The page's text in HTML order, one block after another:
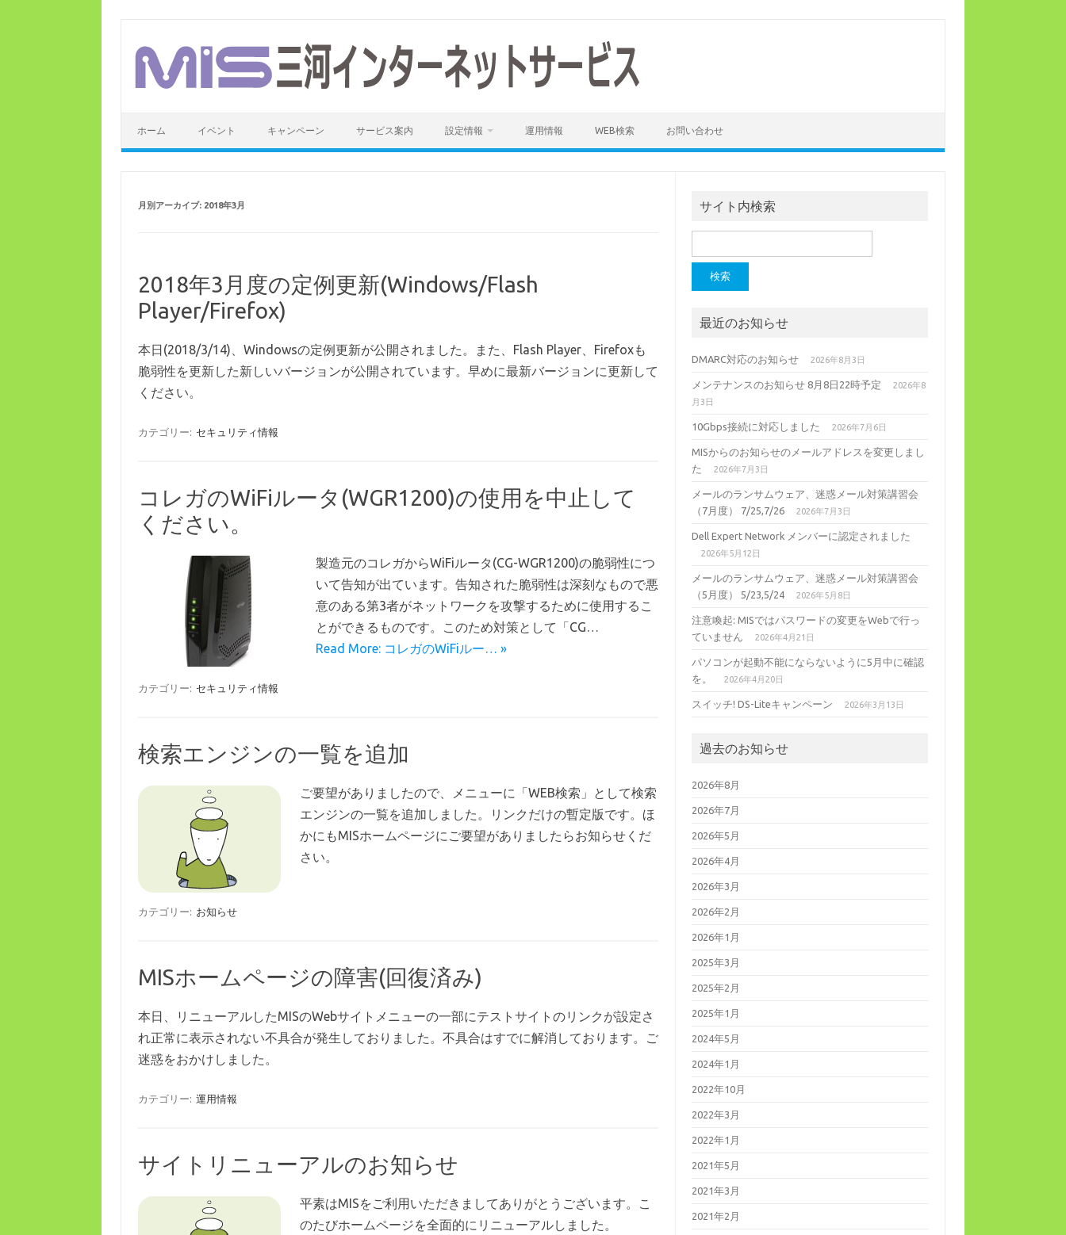
ホーム イベント キャンペーン サービス案内 設定情報 運用情報 WEB検索 お問い合わせ
月別アーカイブ: 2018年3月
2018年3月度の定例更新(Windows/Flash
Player/Firefox)
本日(2018/3/14)、Windowsの定例更新が公開されました。また、Flash Player、Firefoxも
脆弱性を更新した新しいバージョンが公開されています。早めに最新バージョンに更新して
ください。
カテゴリー: セキュリティ情報
コレガのWiFiルータ(WGR1200)の使用を中止して
ください。
製造元のコレガからWiFiルータ(CG-WGR1200)の脆弱性につ
いて告知が出ています。告知された脆弱性は深刻なもので悪
意のある第3者がネットワークを攻撃するために使用するこ
とができるものです。このため対策として「CG…
Read More: コレガのWiFiルー… »
カテゴリー: セキュリティ情報
検索エンジンの一覧を追加
ご要望がありましたので、メニューに「WEB検索」として検索
エンジンの一覧を追加しました。リンクだけの暫定版です。ほ
かにもMISホームページにご要望がありましたらお知らせくだ
さい。
カテゴリー: お知らせ
MISホームページの障害(回復済み)
本日、リニューアルしたMISのWebサイトメニューの一部にテストサイトのリンクが設定さ
れ正常に表示されない不具合が発生しておりました。不具合はすでに解消しております。ご
迷惑をおかけしました。
カテゴリー: 運用情報
サイトリニューアルのお知らせ
平素はMISをご利用いただきましてありがとうございます。こ
のたびホームページを全面的にリニューアルしました。
サイト内検索
索:
最近のお知らせ
DMARC対応のお知らせ 2026年8月3日
メンテナンスのお知らせ 8月8日22時予定
2026年8
月3日
10Gbps接続に対応しました 2026年7月6日
MISからのお知らせのメールアドレスを変更しまし
た
2026年7月3日
メールのランサムウェア、迷惑メール対策講習会
（7月度） 7/25,7/26
2026年7月3日
Dell Expert Network メンバーに認定されました
2026年5月12日
メールのランサムウェア、迷惑メール対策講習会
（5月度） 5/23,5/24
2026年5月8日
注意喚起: MISではパスワードの変更をWebで行っ
ていません
2026年4月21日
パソコンが起動不能にならないように5月中に確認
を。
2026年4月20日
スイッチ! DS-Liteキャンペーン 2026年3月13日
過去のお知らせ
2026年8月
2026年7月
2026年5月
2026年4月
2026年3月
2026年2月
2026年1月
2025年3月
2025年2月
2025年1月
2024年5月
2024年1月
2022年10月
2022年3月
2022年1月
2021年5月
2021年3月
2021年2月